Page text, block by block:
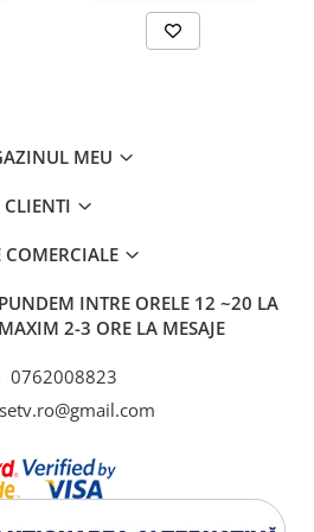
MEU
CLIENTI
COMERCIALE
INTRE ORELE 12 ~20 LA
2-3 ORE LA MESAJE
0762008823